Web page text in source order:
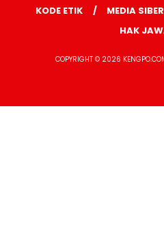
KODE ETIK
MEDIA SIBER
HAK
COPYRIGHT © 2026